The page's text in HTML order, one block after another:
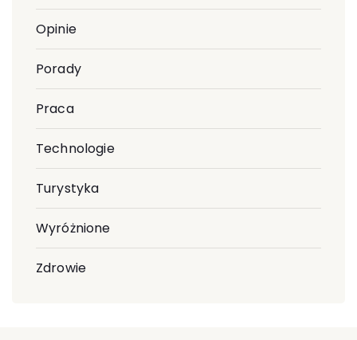
Opinie
Porady
Praca
Technologie
Turystyka
Wyróżnione
Zdrowie